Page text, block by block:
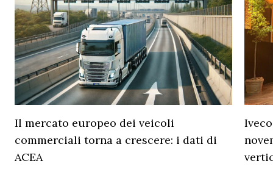
Il mercato europeo dei veicoli
commerciali torna a crescere: i dati di
ACEA